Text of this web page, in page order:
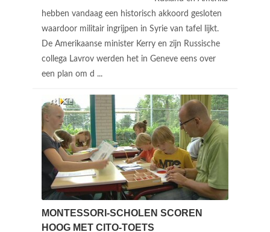
hebben vandaag een historisch akkoord gesloten
waardoor militair ingrijpen in Syrie van tafel lijkt.
De Amerikaanse minister Kerry en zijn Russische
collega Lavrov werden het in Geneve eens over
een plan om d ...
MONTESSORI-SCHOLEN SCOREN
HOOG MET CITO-TOETS